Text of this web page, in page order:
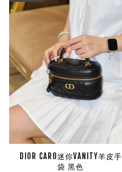
DIOR CARO迷你VANITY羊皮手
袋 黑色